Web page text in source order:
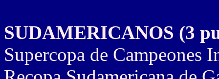
SUDAMERICANOS (3
Supercopa de Campeones